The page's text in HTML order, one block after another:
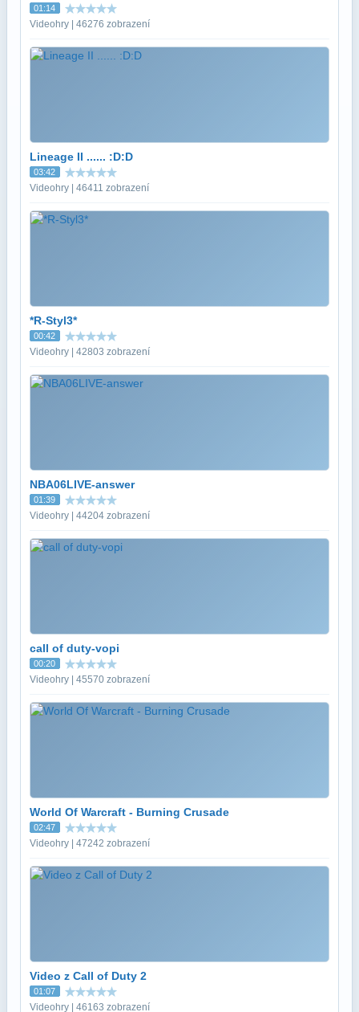
01:14
Videohry | 46276 zobrazení
Lineage II ...... :D:D
03:42
Videohry | 46411 zobrazení
*R-Styl3*
00:42
Videohry | 42803 zobrazení
NBA06LIVE-answer
01:39
Videohry | 44204 zobrazení
call of duty-vopi
00:20
Videohry | 45570 zobrazení
World Of Warcraft - Burning Crusade
02:47
Videohry | 47242 zobrazení
Video z Call of Duty 2
01:07
Videohry | 46163 zobrazení